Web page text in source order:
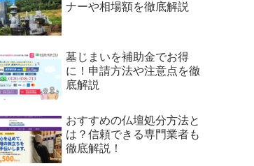
ナーや相場額を徹底解説
墓じまいを補助金でお得
に！申請方法や注意点を徹
底解説
おすすめの仏壇処分方法と
は？信頼できる専門業者も
徹底解説！